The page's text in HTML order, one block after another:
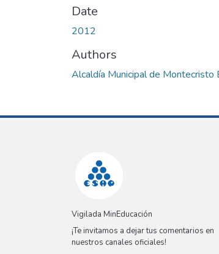
Date
2012
Authors
Alcaldía Municipal de Montecristo
Vigilada MinEducación
¡Te invitamos a dejar tus comentarios en
nuestros canales oficiales!